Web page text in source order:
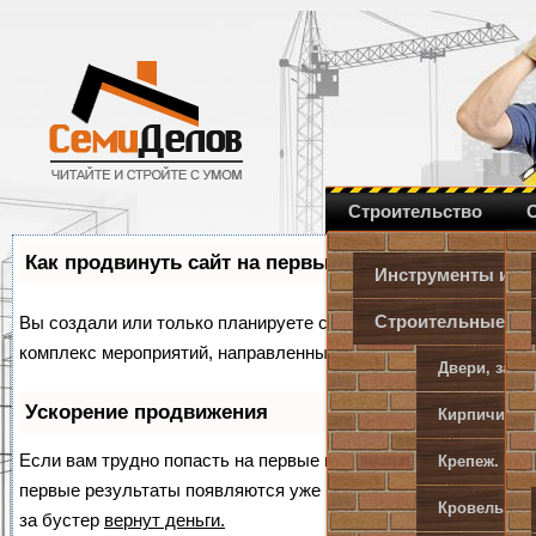
Строительство
Инструменты и
Строительные и
Двери,
Кирпичи,
Крепеж.
Как продвинуть сайт на первые места?
Вы создали или только планируете создать свой сайт, но не
комплекс мероприятий, направленных на увеличение его
Ускорение продвижения
Если вам трудно попасть на первые места в поиске
первые результаты появляются уже в течение первых 7
за бустер вернут деньги.